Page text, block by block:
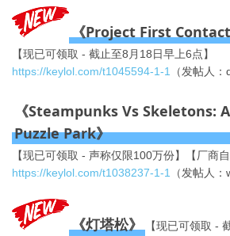
《Project First Contact
【现已可领取 - 截止至8月18日早上6点】
https://keylol.com/t1045594-1-1
（发帖人
《Steampunks Vs Skeletons:
Puzzle Park》
【现已可领取 - 声称仅限100万份】【厂商自
https://keylol.com/t1038237-1-1
（发帖人：
《灯塔松》
【现已可领取 -